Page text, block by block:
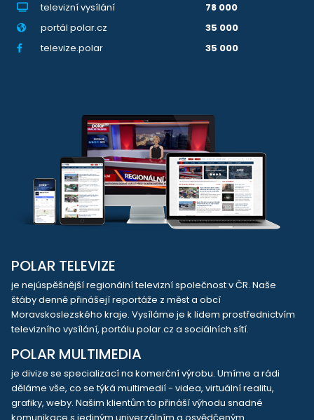
televizní vysílání
78 000
portál polar.cz
35 000
televize.polar
35 000
POLAR TELEVIZE
je nejúspěšnější regionální televizní společnost v ČR. Naše
štáby denně přinášejí reportáže z měst a obcí
Moravskoslezského kraje. Vysíláme je k lidem prostřednictvím
televizního vysílání, portálu polar.cz a sociálních sítí.
POLAR MULTIMEDIA
je divize se specializací na komerční výrobu. Umíme a rádi
děláme vše, co se týká multimedií - videa, virtuální realitu,
grafiky, weby. Našim klientům to přináší výhodu snadné